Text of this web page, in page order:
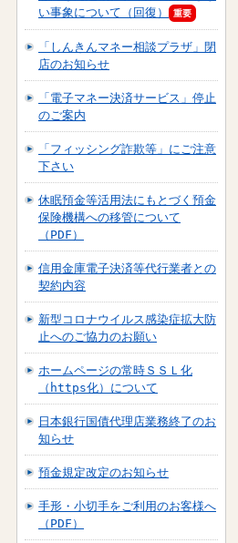
い事象について（回復）
重要
「しんきんマネー相談プラザ」閉
店のお知らせ
「電子マネー決済サービス」停止
のご案内
「フィッシング詐欺等」にご注意
下さい
休眠預金等活用法にもとづく預金
保険機構への移管について
（PDF）
信用金庫電子決済等代行業者との
契約内容
新型コロナウイルス感染症拡大防
止へのご協力のお願い
ホームページの常時ＳＳＬ化
（https化）について
日本銀行国債代理店業務終了のお
知らせ
預金規定改定のお知らせ
手形・小切手をご利用のお客様へ
（PDF）